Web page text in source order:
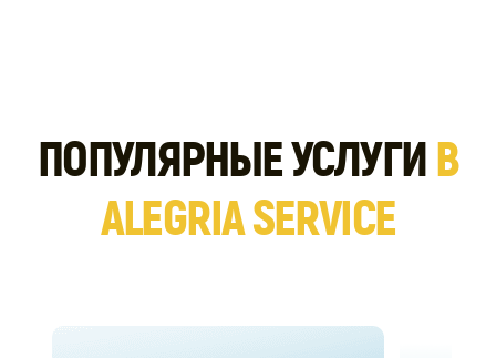
ПОПУЛЯРНЫЕ УСЛУГИВ
ALEGRIA SERVICE